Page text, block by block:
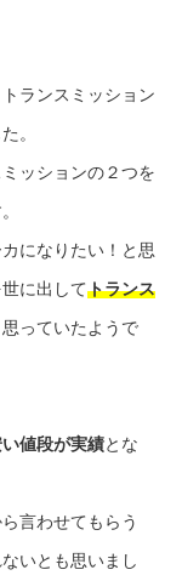
ランスミッション
。
ッションの２つを
になりたい！と思
に出してトランス
っていたようで
値段が実績とな
言わせてもらう
いとも思いまし